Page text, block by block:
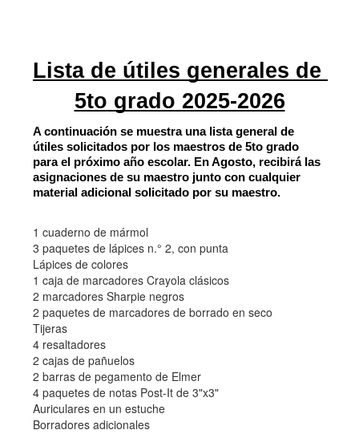
Lista de útiles generales de
5to grado 2025-2026
A continuación se muestra una lista general de
útiles solicitados por los maestros de 5to grado
para el próximo año escolar. En Agosto, recibirá las
asignaciones de su maestro junto con cualquier
material adicional solicitado por su maestro.
1 cuaderno de mármol
3 paquetes de lápices n.° 2, con punta
Lápices de colores
1 caja de marcadores Crayola clásicos
2 marcadores Sharpie negros
2 paquetes de marcadores de borrado en seco
Tijeras
4 resaltadores
2 cajas de pañuelos
2 barras de pegamento de Elmer
4 paquetes de notas Post-It de 3"x3"
Auriculares en un estuche
Borradores adicionales